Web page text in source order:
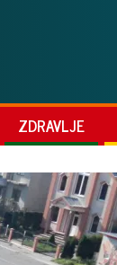
ZDRAVLJE